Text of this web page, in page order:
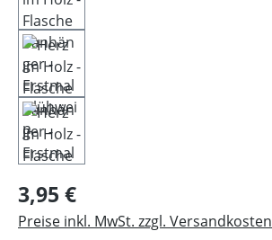
Regulärer Preis:
3,95 €
Preise inkl. MwSt. zzgl. Versandkosten